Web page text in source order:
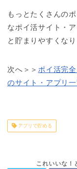
もっとたくさんの
なポイ活サイト・
と貯まりやすくなり
次へ＞＞ ポイ活完
のサイト・アプリ
アプリで貯める